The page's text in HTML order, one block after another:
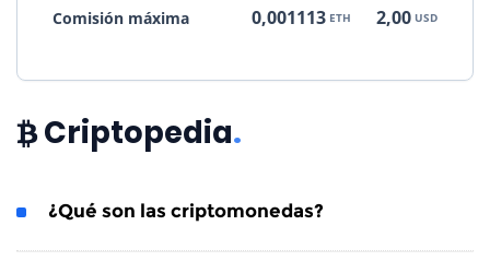
Comisión máxima 0,001113 ETH 2,00 USD
Criptopedia.
¿Qué son las criptomonedas?